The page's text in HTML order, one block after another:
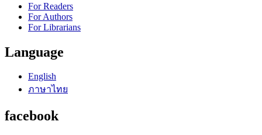
For Readers
For Authors
For Librarians
Language
English
ภาษาไทย
facebook